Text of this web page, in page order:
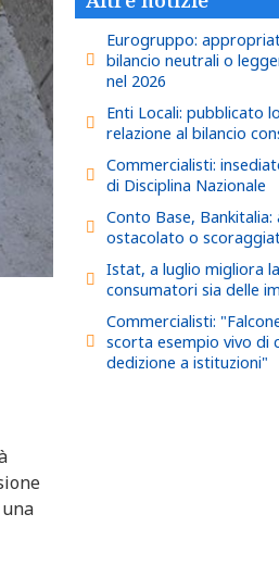
Eurogruppo:
bilancio neutrali o
nel 2026
Enti Locali: pubblicato
relazione al bilancio
Commercialisti:
di Disciplina Nazionale
Conto Base, Bankitalia:
ostacolato o
Istat, a luglio migliora
consumatori sia delle
Commercialisti:
scorta esempio vivo di
dedizione a istituzioni"